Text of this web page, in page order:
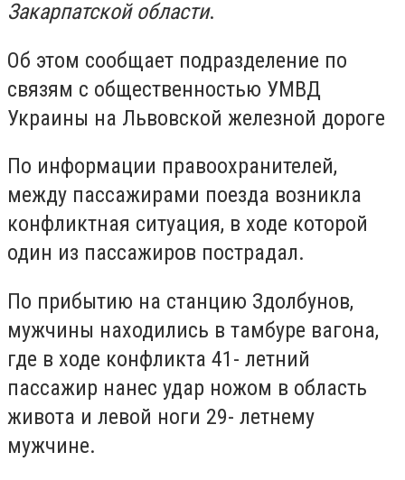
Закарпатской области.
Об этом сообщает подразделение по
связям с общественностью УМВД
Украины на Львовской железной дороге
По информации правоохранителей,
между пассажирами поезда возникла
конфликтная ситуация, в ходе которой
один из пассажиров пострадал.
По прибытию на станцию Здолбунов,
мужчины находились в тамбуре вагона,
где в ходе конфликта 41- летний
пассажир нанес удар ножом в область
живота и левой ноги 29- летнему
мужчине.